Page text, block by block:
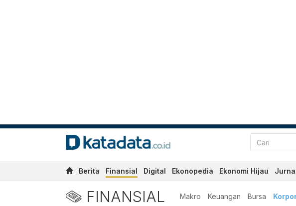
Berita Finansial Digital Ekonopedia Ekonomi Hijau
FINANSIAL Makro Keuangan Bursa